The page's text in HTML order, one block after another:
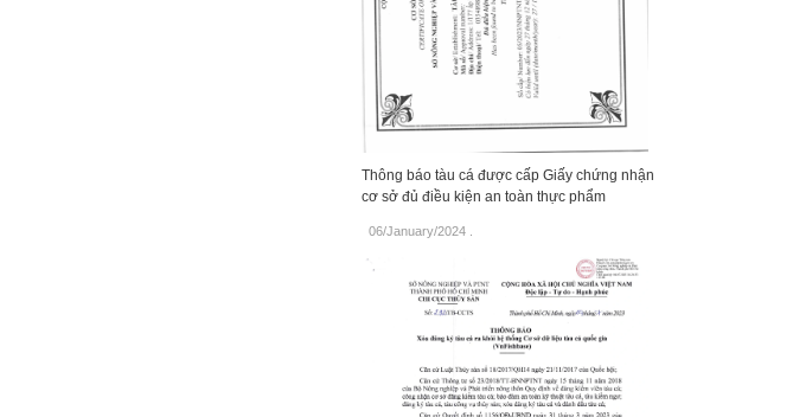
Thông báo tàu cá được cấp Giấy chứng nhận
cơ sở đủ điều kiện an toàn thực phẩm
06/January/2024.